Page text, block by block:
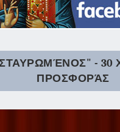
- 30
ΠΡΟΣΦΟΡΆΣ